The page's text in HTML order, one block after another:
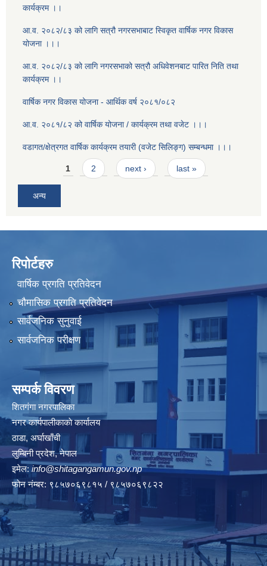
कार्यक्रम ।।
आ.व. २०८२/८३ को लागि सत्रौ नगरसभाबाट स्विकृत वार्षिक नगर विकास
योजना ।।।
आ.व. २०८२/८३ को लागि नगरसभाको सत्रौ अधिवेशनबाट पारित निति तथा
कार्यक्रम ।।
वार्षिक नगर विकास योजना - आर्थिक वर्ष २०८१/०८२
आ.व. २०८१/८२ को वार्षिक योजना / कार्यक्रम तथा वजेट ।।।
वडागत/क्षेत्रगत वार्षिक कार्यक्रम तयारी (वजेट सिलिङ्ग) सम्बन्धमा ।।।
Pages1 2 next › last »
अन्य
रिपोर्टहरु
वार्षिक प्रगति प्रतिवेदन
चौमासिक प्रगति प्रतिवेदन
सार्वजनिक सुनुवाई
सार्वजनिक परीक्षण
सम्पर्क विवरण
शितगंगा नगरपालिका
नगर कार्यपालीकाकाे कार्यालय
ठाडा, अर्घाखाँची
लुम्बिनी प्रदेश, नेपाल
इमेल: info@shitagangamun.gov.np
फोन नंम्बर: ९८५७०६९८१५ / ९८५७०६९८२२